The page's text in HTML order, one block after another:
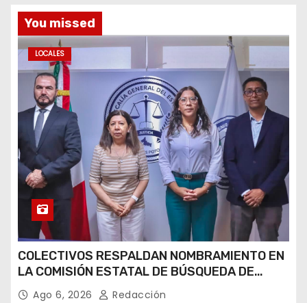
You missed
LOCALES
COLECTIVOS RESPALDAN NOMBRAMIENTO EN
LA COMISIÓN ESTATAL DE BÚSQUEDA DE
PERSONAS.
Ago 6, 2026 Redacción